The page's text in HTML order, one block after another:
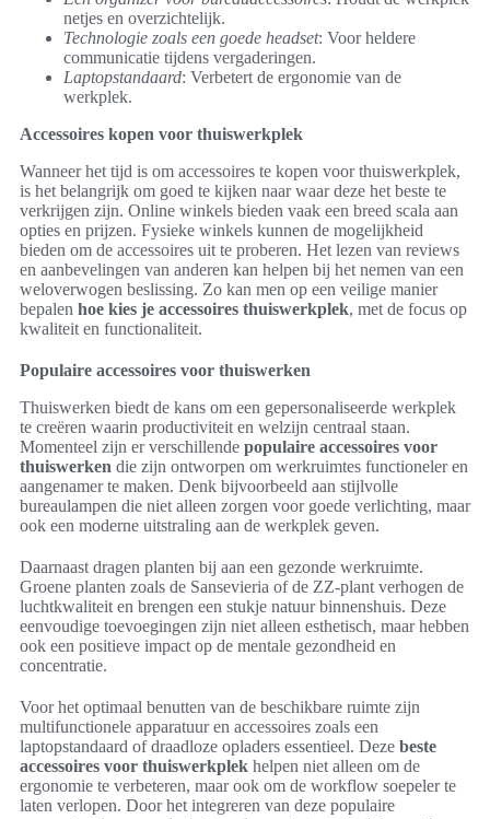
netjes en overzichtelijk.
Technologie zoals een goede headset: Voor heldere
communicatie tijdens vergaderingen.
Laptopstandaard: Verbetert de ergonomie van de
werkplek.
Accessoires kopen voor thuiswerkplek
Wanneer het tijd is om accessoires te kopen voor thuiswerkplek,
is het belangrijk om goed te kijken naar waar deze het beste te
verkrijgen zijn. Online winkels bieden vaak een breed scala aan
opties en prijzen. Fysieke winkels kunnen de mogelijkheid
bieden om de accessoires uit te proberen. Het lezen van reviews
en aanbevelingen van anderen kan helpen bij het nemen van een
weloverwogen beslissing. Zo kan men op een veilige manier
bepalen hoe kies je accessoires thuiswerkplek, met de focus op
kwaliteit en functionaliteit.
Populaire accessoires voor thuiswerken
Thuiswerken biedt de kans om een gepersonaliseerde werkplek
te creëren waarin productiviteit en welzijn centraal staan.
Momenteel zijn er verschillende populaire accessoires voor
thuiswerken die zijn ontworpen om werkruimtes functioneler en
aangenamer te maken. Denk bijvoorbeeld aan stijlvolle
bureaulampen die niet alleen zorgen voor goede verlichting, maar
ook een moderne uitstraling aan de werkplek geven.
Daarnaast dragen planten bij aan een gezonde werkruimte.
Groene planten zoals de Sansevieria of de ZZ-plant verhogen de
luchtkwaliteit en brengen een stukje natuur binnenshuis. Deze
eenvoudige toevoegingen zijn niet alleen esthetisch, maar hebben
ook een positieve impact op de mentale gezondheid en
concentratie.
Voor het optimaal benutten van de beschikbare ruimte zijn
multifunctionele apparatuur en accessoires zoals een
laptopstandaard of draadloze opladers essentieel. Deze beste
accessoires voor thuiswerkplek helpen niet alleen om de
ergonomie te verbeteren, maar ook om de workflow soepeler te
laten verlopen. Door het integreren van deze populaire